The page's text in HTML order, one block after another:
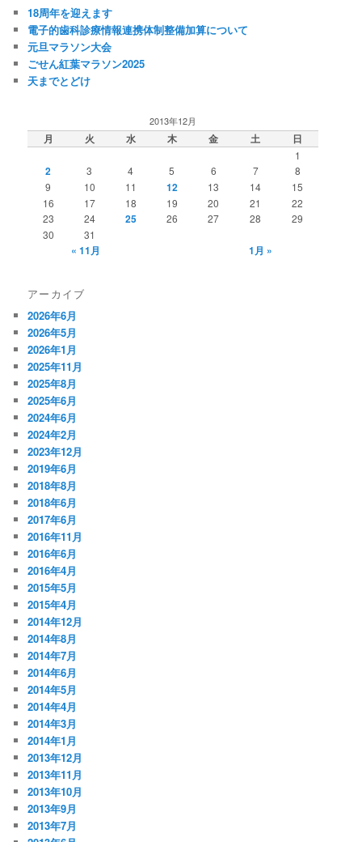
18周年を迎えます
電子的歯科診療情報連携体制整備加算について
元旦マラソン大会
ごせん紅葉マラソン2025
天までとどけ
2013年12月
月 火 水 木 金 土 日
1
2 3 4 5 6 7
8
9
10 11 12 13 14
15
16
17 18 19 20 21
22
23
24 25 26 27 28
29
30
31
« 11月 1月 »
アーカイブ
2026年6月
2026年5月
2026年1月
2025年11月
2025年8月
2025年6月
2024年6月
2024年2月
2023年12月
2019年6月
2018年8月
2018年6月
2017年6月
2016年11月
2016年6月
2016年4月
2015年5月
2015年4月
2014年12月
2014年8月
2014年7月
2014年6月
2014年5月
2014年4月
2014年3月
2014年1月
2013年12月
2013年11月
2013年10月
2013年9月
2013年7月